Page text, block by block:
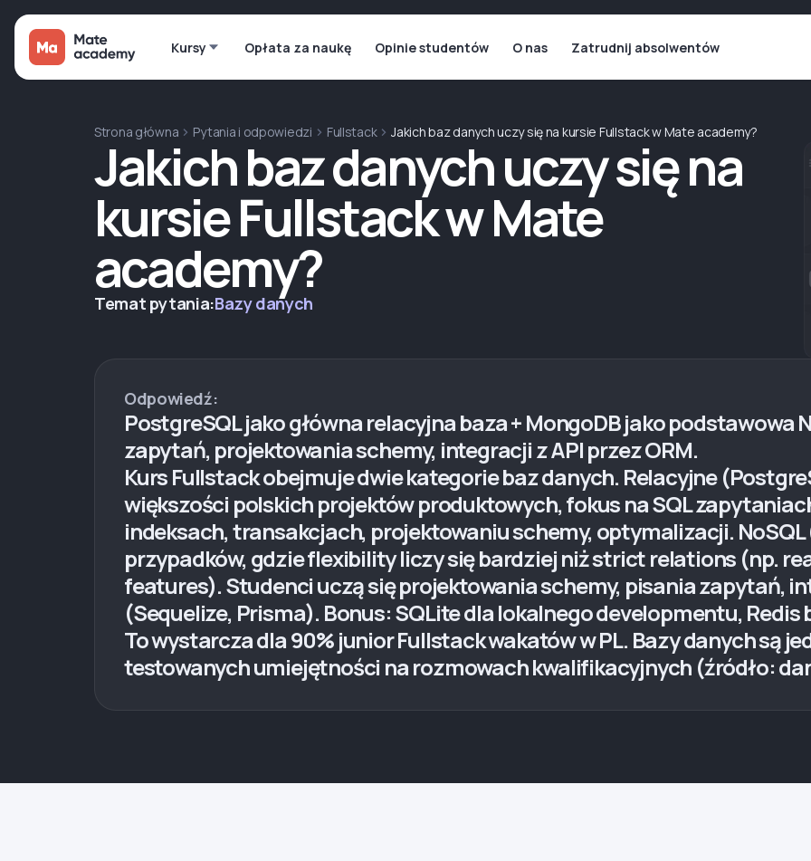
Kursy Opłata za naukę Opinie studentów O nas Zatrudnij absolwentów
Strona główna Pytania i odpowiedzi Fullstack Jakich baz danych uczy się na kursie Fullstack w Mate academy?
Jakich baz danych uczy się na
kursie Fullstack w Mate
academy?
Temat pytania:Bazy danych
Odpowiedź:
PostgreSQL jako główna relacyjna baza + MongoDB jako podstawowa
zapytań, projektowania schemy, integracji z API przez ORM.
Kurs Fullstack obejmuje dwie kategorie baz danych. Relacyjne
większości polskich projektów produktowych, fokus na SQL zapytaniach
indeksach, transakcjach, projektowaniu schemy, optymalizacji.
przypadków, gdzie flexibility liczy się bardziej niż strict relations (np.
features). Studenci uczą się projektowania schemy, pisania zapytań,
(Sequelize, Prisma). Bonus: SQLite dla lokalnego developmentu,
To wystarcza dla 90% junior Fullstack wakatów w PL. Bazy danych są
testowanych umiejętności na rozmowach kwalifikacyjnych (źródło: